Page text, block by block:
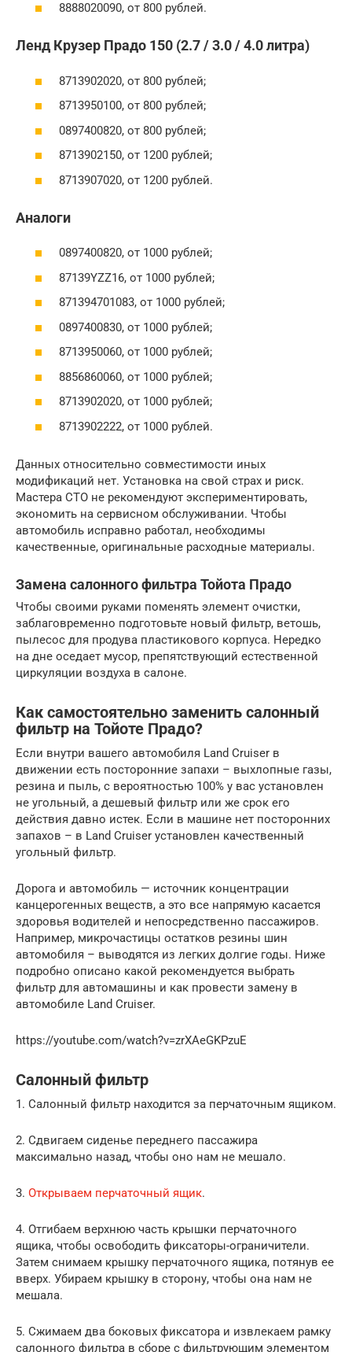
8888020090, от 800 рублей.
Ленд Крузер Прадо 150 (2.7 / 3.0 / 4.0 литра)
8713902020, от 800 рублей;
8713950100, от 800 рублей;
0897400820, от 800 рублей;
8713902150, от 1200 рублей;
8713907020, от 1200 рублей.
Аналоги
0897400820, от 1000 рублей;
87139YZZ16, от 1000 рублей;
871394701083, от 1000 рублей;
0897400830, от 1000 рублей;
8713950060, от 1000 рублей;
8856860060, от 1000 рублей;
8713902020, от 1000 рублей;
8713902222, от 1000 рублей.
Данных относительно совместимости иных
модификаций нет. Установка на свой страх и риск.
Мастера СТО не рекомендуют экспериментировать,
экономить на сервисном обслуживании. Чтобы
автомобиль исправно работал, необходимы
качественные, оригинальные расходные материалы.
Замена салонного фильтра Тойота Прадо
Чтобы своими руками поменять элемент очистки,
заблаговременно подготовьте новый фильтр, ветошь,
пылесос для продува пластикового корпуса. Нередко
на дне оседает мусор, препятствующий естественной
циркуляции воздуха в салоне.
Как самостоятельно заменить салонный
фильтр на Тойоте Прадо?
Если внутри вашего автомобиля Land Cruiser в
движении есть посторонние запахи – выхлопные газы,
резина и пыль, с вероятностью 100% у вас установлен
не угольный, а дешевый фильтр или же срок его
действия давно истек. Если в машине нет посторонних
запахов – в Land Cruiser установлен качественный
угольный фильтр.
Дорога и автомобиль — источник концентрации
канцерогенных веществ, а это все напрямую касается
здоровья водителей и непосредственно пассажиров.
Например, микрочастицы остатков резины шин
автомобиля – выводятся из легких долгие годы. Ниже
подробно описано какой рекомендуется выбрать
фильтр для автомашины и как провести замену в
автомобиле Land Cruiser.
https://youtube.com/watch?v=zrXAeGKPzuE
Салонный фильтр
1. Салонный фильтр находится за перчаточным ящиком.
2. Сдвигаем сиденье переднего пассажира
максимально назад, чтобы оно нам не мешало.
3. Открываем перчаточный ящик.
4. Отгибаем верхнюю часть крышки перчаточного
ящика, чтобы освободить фиксаторы-ограничители.
Затем снимаем крышку перчаточного ящика, потянув ее
вверх. Убираем крышку в сторону, чтобы она нам не
мешала.
5. Сжимаем два боковых фиксатора и извлекаем рамку
салонного фильтра в сборе с фильтрующим элементом